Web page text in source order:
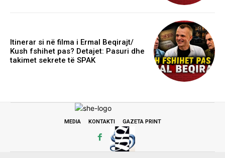
Itinerar si në filma i Ermal Beqirajt/
Kush fshihet pas? Detajet: Pasuri dhe
takimet sekrete të SPAK
MEDIA KONTAKTI GAZETA PRINT